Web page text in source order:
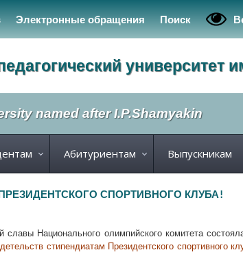
Электронные обращения Поиск
университет
named after I.P.Shamyakin
Абитуриентам Выпускникам
СПОРТИВНОГО КЛУБА!
славы Национального олимпийского комитета
стипендиатам Президентского спортивного